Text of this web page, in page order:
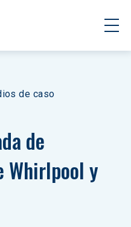
de caso
de
Whirlpool y